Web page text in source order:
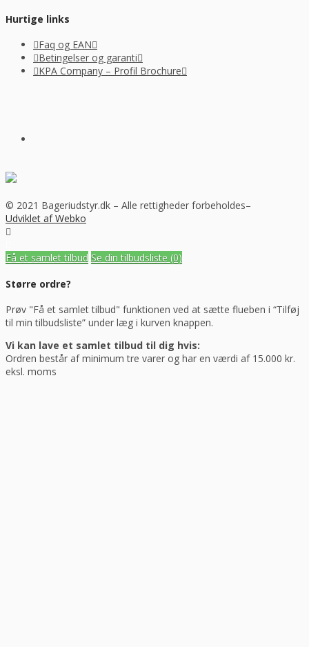
Hurtige links
Faq og EAN
Betingelser og garanti
KPA Company – Profil Brochure
© 2021 Bageriudstyr.dk – Alle rettigheder forbeholdes–
Udviklet af Webko
Få et samlet tilbud Se din tilbudsliste (0)
Større ordre?
Prøv "Få et samlet tilbud" funktionen ved at sætte flueben i “Tilføj
til min tilbudsliste” under læg i kurven knappen.
Vi kan lave et samlet tilbud til dig hvis:
Ordren består af minimum tre varer og har en værdi af 15.000 kr.
eksl. moms